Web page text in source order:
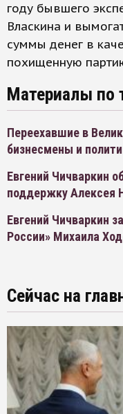
году бывшего
Власкина и
суммы денег в
похищенную
Материалы по
Переехавшие в
бизнесмены и
Евгений Чичваркин
поддержку Алексея
Евгений Чичваркин
России» Михаила
Сейчас на